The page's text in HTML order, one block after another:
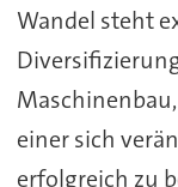
Wandel steht
einer sich
erfolgreich zu